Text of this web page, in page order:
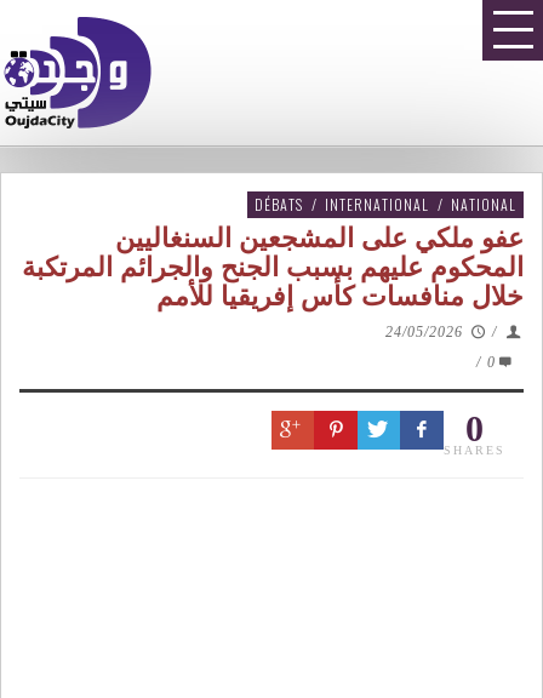
DÉBATS / INTERNATIONAL / NATIONAL
عفو ملكي على المشجعين السنغاليين
المحكوم عليهم بسبب الجنح والجرائم المرتكبة
خلال منافسات كأس إفريقيا للأمم
/
24/05/2026
0
/
0
SHARES